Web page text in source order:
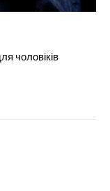
чоловіків